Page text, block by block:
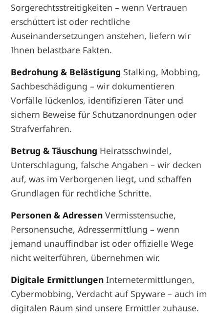
Sorgerechtsstreitigkeiten – wenn Vertrauen
erschüttert ist oder rechtliche
Auseinandersetzungen anstehen, liefern wir
Ihnen belastbare Fakten.
Bedrohung & Belästigung Stalking, Mobbing,
Sachbeschädigung – wir dokumentieren
Vorfälle lückenlos, identifizieren Täter und
sichern Beweise für Schutzanordnungen oder
Strafverfahren.
Betrug & Täuschung Heiratsschwindel,
Unterschlagung, falsche Angaben – wir decken
auf, was im Verborgenen liegt, und schaffen
Grundlagen für rechtliche Schritte.
Personen & Adressen Vermisstensuche,
Personensuche, Adressermittlung – wenn
jemand unauffindbar ist oder offizielle Wege
nicht weiterführen, übernehmen wir.
Digitale Ermittlungen Internetermittlungen,
Cybermobbing, Verdacht auf Spyware – auch im
digitalen Raum sind unsere Ermittler zuhause.